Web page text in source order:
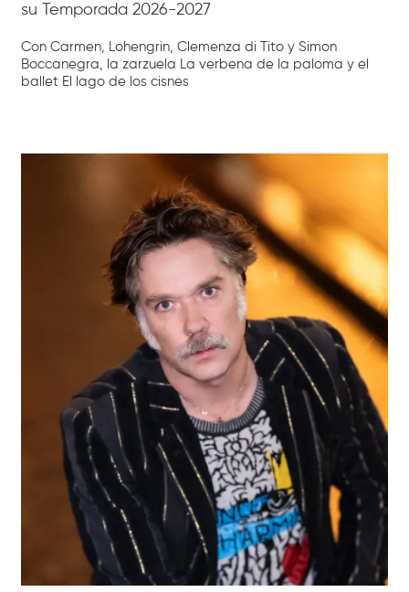
su Temporada 2026-2027
Con Carmen, Lohengrin, Clemenza di Tito y Simon
Boccanegra, la zarzuela La verbena de la paloma y el
ballet El lago de los cisnes